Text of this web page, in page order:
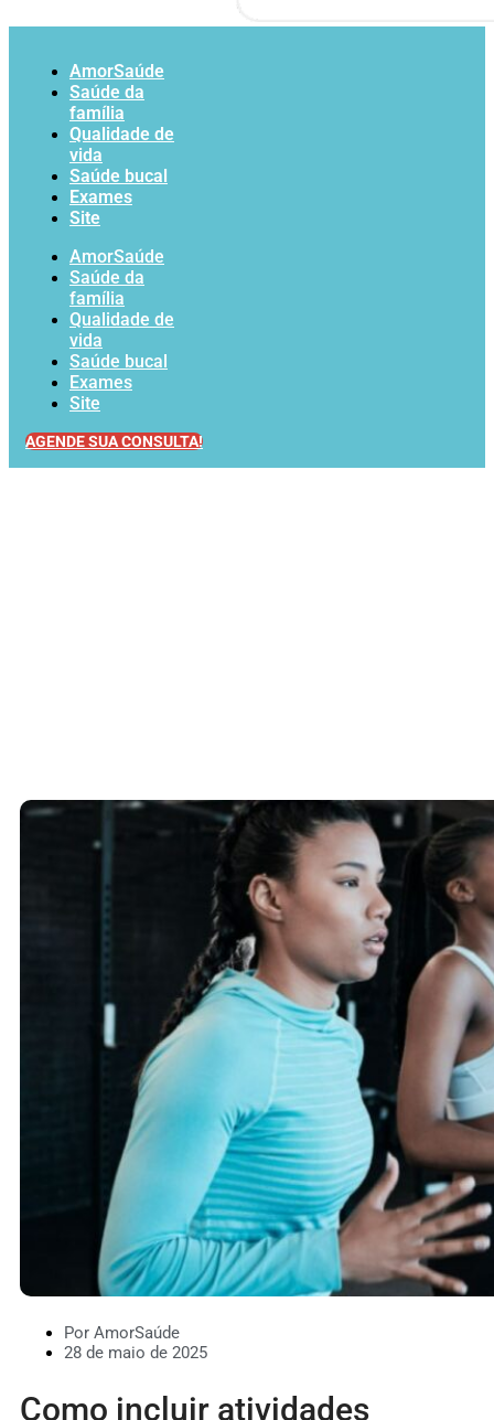
AmorSaúde
Saúde da
família
Qualidade de
vida
Saúde bucal
Exames
Site
AmorSaúde
Saúde da
família
Qualidade de
vida
Saúde bucal
Exames
Site
AGENDE SUA CONSULTA!
Por AmorSaúde
28 de maio de 2025
Como incluir atividades